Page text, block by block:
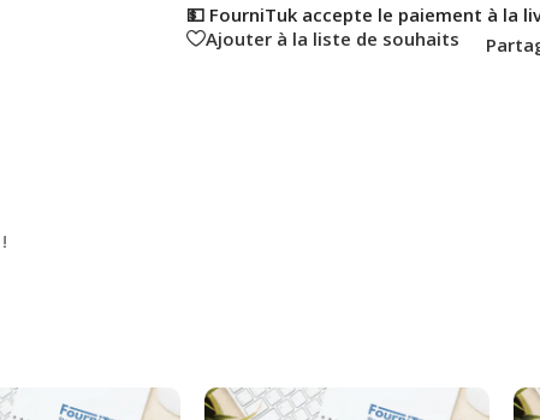
💵 FourniTuk accepte le paiement à la
Ajouter à la liste de souhaits